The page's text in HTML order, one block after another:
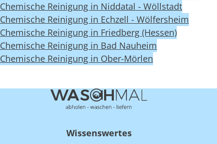
Chemische Reinigung in Niddatal - Wöllstadt
Chemische Reinigung in Echzell - Wölfersheim
Chemische Reinigung in Friedberg (Hessen)
Chemische Reinigung in Bad Nauheim
Chemische Reinigung in Ober-Mörlen
Wissenswertes